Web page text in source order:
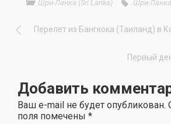
Шри-Ланка (Sri Lanka) Шри-Ланка
Перелет из Бангкока (Таиланд) в
Первый
Добавить
Ваш e-mail не будет опубликован.
поля помечены *